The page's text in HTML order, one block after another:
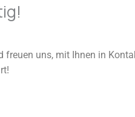
freuen uns, mit Ihnen in